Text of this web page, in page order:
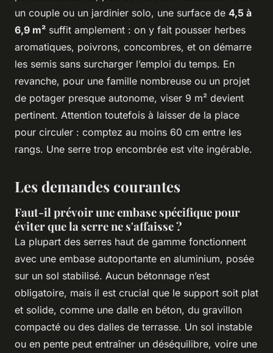
un couple ou un jardinier solo, une surface de 4,5 à
6,9 m² suffit amplement : on y fait pousser herbes
aromatiques, poivrons, concombres, et on démarre
les semis sans surcharger l’emploi du temps. En
revanche, pour une famille nombreuse ou un projet
de potager presque autonome, viser 9 m² devient
pertinent. Attention toutefois à laisser de la place
pour circuler : comptez au moins 60 cm entre les
rangs. Une serre trop encombrée est vite ingérable.
Les demandes courantes
Faut-il prévoir une embase spécifique pour
éviter que la serre ne s'affaisse ?
La plupart des serres haut de gamme fonctionnent
avec une embase autoportante en aluminium, posée
sur un sol stabilisé. Aucun bétonnage n’est
obligatoire, mais il est crucial que le support soit plat
et solide, comme une dalle en béton, du gravillon
compacté ou des dalles de terrasse. Un sol instable
ou en pente peut entraîner un déséquilibre, voire une